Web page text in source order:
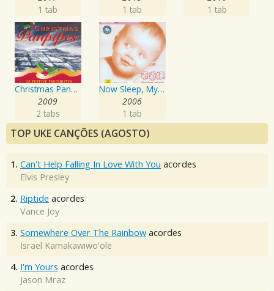
1 tab
1 tab
1 tab
Christmas Panpipes
2009
2 tabs
Now Sleep, My Baby
2006
1 tab
TOP UKE CANÇÕES (AGOSTO)
1. Can't Help Falling In Love With You acordes
Elvis Presley
2. Riptide acordes
Vance Joy
3. Somewhere Over The Rainbow acordes
Israel Kamakawiwo'ole
4. I'm Yours acordes
Jason Mraz